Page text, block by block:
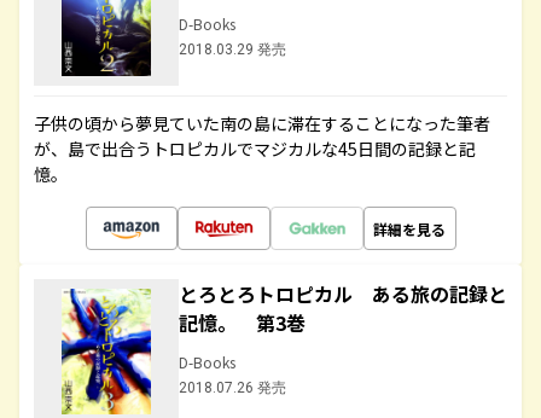
D-Books
2018.03.29 発売
子供の頃から夢見ていた南の島に滞在することになった筆者
が、島で出合うトロピカルでマジカルな45日間の記録と記
憶。
詳細を見る
とろとろトロピカル ある旅の記録と
記憶。 第3巻
D-Books
2018.07.26 発売